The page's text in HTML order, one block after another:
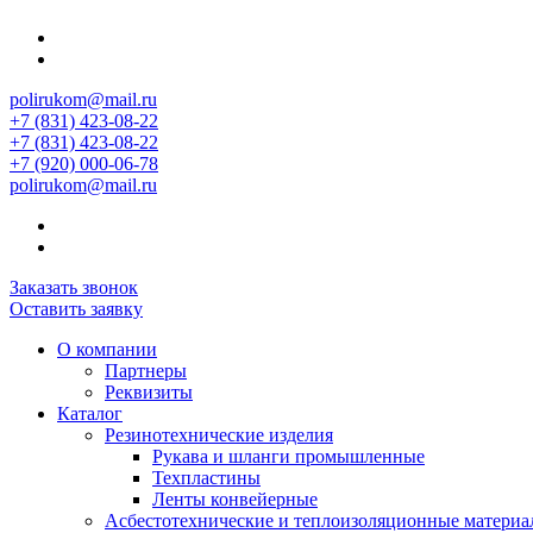
polirukom@mail.ru
+7 (831) 423-08-22
+7 (831) 423-08-22
+7 (920) 000-06-78
polirukom@mail.ru
Заказать звонок
Оставить заявку
О компании
Партнеры
Реквизиты
Каталог
Резинотехнические изделия
Рукава и шланги промышленные
Техпластины
Ленты конвейерные
Асбестотехнические и теплоизоляционные